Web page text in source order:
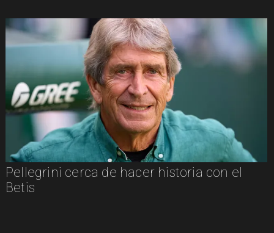
Pellegrini cerca de hacer historia con el
Betis